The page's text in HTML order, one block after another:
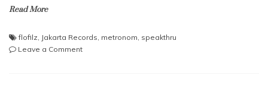
Read More
flofilz Jakarta Records metronom speakthru
Leave a Commenton